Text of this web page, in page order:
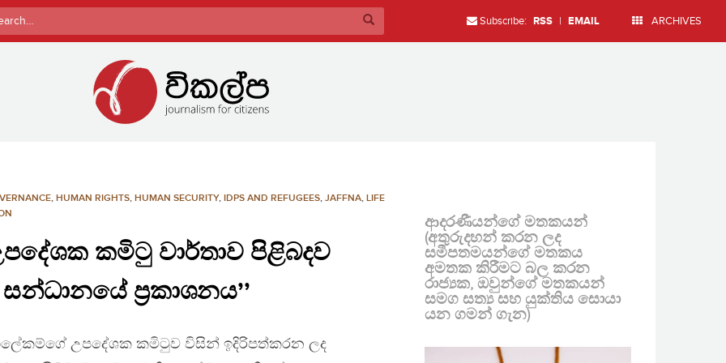
Subscribe: RSS | EMAIL ARCHIVES
, HUMAN RIGHTS, HUMAN SECURITY, IDPS AND REFUGEES, JAFFNA, LIFE
කමිටු වාර්තාව පිළිබදව
ප්‍රකාශනය’’
උපදේශක කමිටුව විසින් ඉදිරිපත්කරන ලද
ආදරණීයන්ගේ මතකයන්
(අතුරුදහන් කරන ලද
සමීපතමයන්ගේ මතකය
අමතක කිරීමට බල කරන
රාජ්‍යක, ඔවුන්ගේ මතකයන්
සමග සත්‍ය සහ යුක්තිය සොයා
යන ගමන් ගැන)